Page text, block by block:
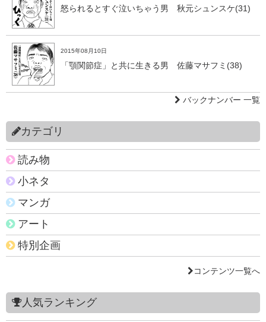
怒られるとすぐ泣いちゃう男 秋元シュンスケ(31)
2015年08月10日
「顎関節症」と共に生きる男 佐藤マサフミ(38)
バックナンバー 一覧
カテゴリ
読み物
小ネタ
マンガ
アート
特別企画
コンテンツ一覧へ
人気ランキング